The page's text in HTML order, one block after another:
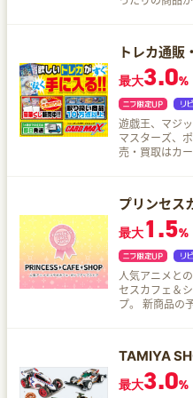
トレカ通販
最大3.0%
遊戯王、マジ
マスターズ、
売・買取はカ
ト送料無料！
プリンセス
最大1.5%
人気アニメと
セスカフェ＆
プ。 新商品の予約やコラボカフェ限定グッズなど
TAMIYA
最大3.0%